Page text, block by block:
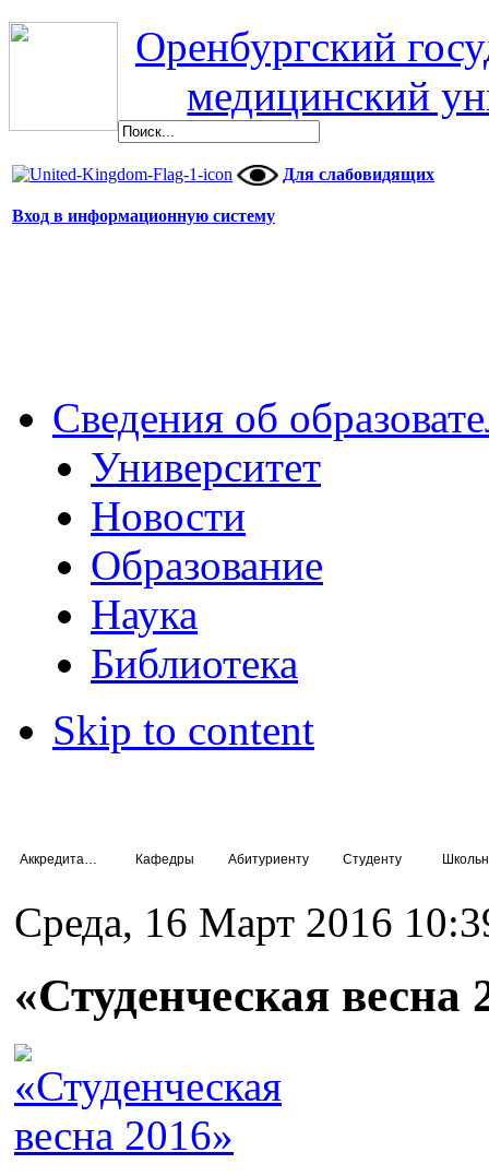
Оренбургский
медицинский
Для слабовидящих
Вход в информационную систему
Сведения об
Университет
Новости
Образование
Наука
Библиотека
Skip to content
Кафедры Абитуриенту Студенту
Среда, 16 Март 2016
«Студенческая весна